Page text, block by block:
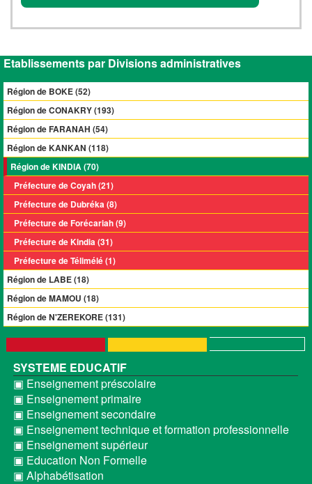
Etablissements par Divisions administratives
Région de BOKE (52)
Région de CONAKRY (193)
Région de FARANAH (54)
Région de KANKAN (118)
Région de KINDIA (70)
Préfecture de Coyah (21)
Préfecture de Dubréka (8)
Préfecture de Forécariah (9)
Préfecture de Kindia (31)
Préfecture de Télimélé (1)
Région de LABE (18)
Région de MAMOU (18)
Région de N'ZEREKORE (131)
SYSTEME EDUCATIF
▣ Enseignement préscolaire
▣ Enseignement primaire
▣ Enseignement secondaire
▣ Enseignement technique et formation professionnelle
▣ Enseignement supérieur
▣ Education Non Formelle
▣ Alphabétisation